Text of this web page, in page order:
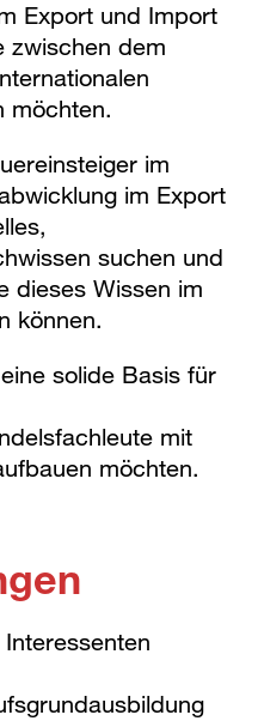
Export und Import
zwischen dem
möchten.
im
im Export
suchen und
dieses Wissen im
können.
solide Basis für
mit
möchten.